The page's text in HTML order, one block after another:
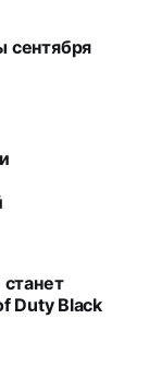
Duty Black